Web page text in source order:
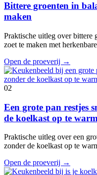
Bittere groenten in
maken
Praktische uitleg over bittere
zoet te maken met
Open de proeverij →
02
Een grote pan restjes
de koelkast op te
Praktische uitleg over een
zonder de koelkast op te
Open de proeverij →